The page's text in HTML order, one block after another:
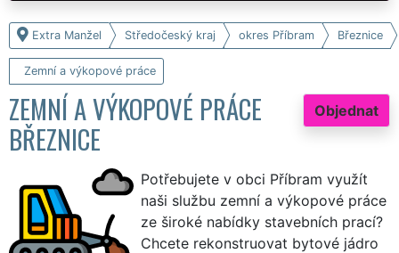
Extra Manžel Středočeský kraj okres Příbram Březnice
Zemní a výkopové práce
Objednat
ZEMNÍ A VÝKOPOVÉ PRÁCE
BŘEZNICE
Potřebujete v obci Příbram využít
naši službu zemní a výkopové práce
ze široké nabídky stavebních prací?
Chcete rekonstruovat bytové jádro